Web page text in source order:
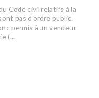
Code civil relatifs à la
pas d’ordre public.
permis à un vendeur
(...